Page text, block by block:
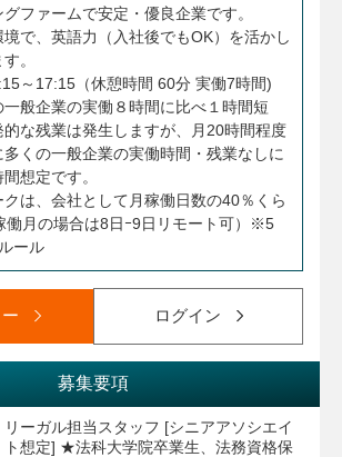
ファームで安定・優良企業です。
で、英語力（入社後でもOK）を活かし
。
～17:15（休憩時間 60分 実働7時間)
般企業の実働８時間に比べ１時間短
的な残業は発生しますが、月20時間程度
くの一般企業の実働時間・残業なしに
想定です。
は、会社として月稼働日数の40％くら
働月の場合は8日ｰ9日リモート可）※5
ール
ログイン
募集要項
リーガル担当スタッフ [シニアアソシエイ
ト想定] ★法科大学院卒業生、法務資格保